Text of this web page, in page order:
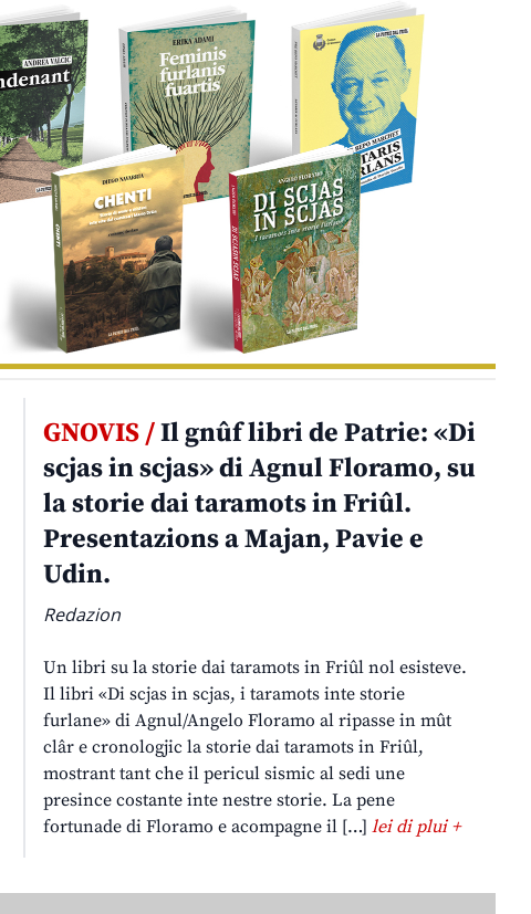
GNOVIS /Il gnûf libri de Patrie: «Di
scjas in scjas» di Agnul Floramo, su
la storie dai taramots in Friûl.
Presentazions a Majan, Pavie e
Udin.
Redazion
Un libri su la storie dai taramots in Friûl nol esisteve.
Il libri «Di scjas in scjas, i taramots inte storie
furlane» di Agnul/Angelo Floramo al ripasse in mût
clâr e cronologjic la storie dai taramots in Friûl,
mostrant tant che il pericul sismic al sedi une
presince costante inte nestre storie. La pene
fortunade di Floramo e acompagne il […]lei di plui +